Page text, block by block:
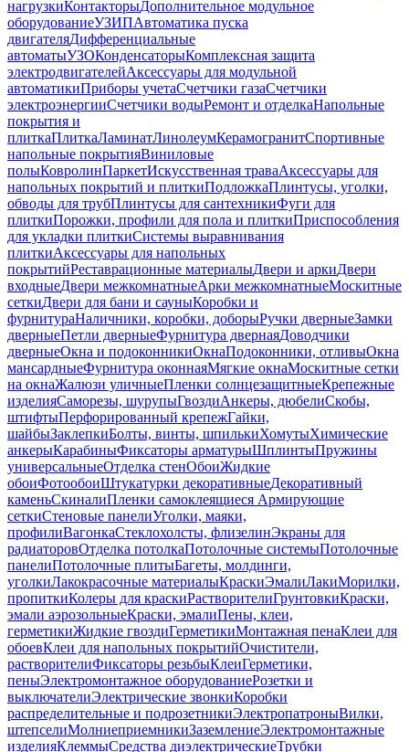
нагрузкиКонтакторыДополнительное модульное
оборудованиеУЗИПАвтоматика пуска
двигателяДифференциальные
автоматыУЗОКонденсаторыКомплексная защита
электродвигателейАксессуары для модульной
автоматикиПриборы учетаСчетчики газаСчетчики
электроэнергииСчетчики водыРемонт и отделкаНапольные
покрытия и
плиткаПлиткаЛаминатЛинолеумКерамогранитСпортивные
напольные покрытияВиниловые
полыКовролинПаркетИскусственная траваАксессуары для
напольных покрытий и плиткиПодложкаПлинтусы, уголки,
обводы для трубПлинтусы для сантехникиФуги для
плиткиПорожки, профили для пола и плиткиПриспособления
для укладки плиткиСистемы выравнивания
плиткиАксессуары для напольных
покрытийРеставрационные материалыДвери и аркиДвери
входныеДвери межкомнатныеАрки межкомнатныеМоскитные
сеткиДвери для бани и сауныКоробки и
фурнитураНаличники, коробки, доборыРучки дверныеЗамки
дверныеПетли дверныеФурнитура двернаяДоводчики
дверныеОкна и подоконникиОкнаПодоконники, отливыОкна
мансардныеФурнитура оконнаяМягкие окнаМоскитные сетки
на окнаЖалюзи уличныеПленки солнцезащитныеКрепежные
изделияСаморезы, шурупыГвоздиАнкеры, дюбелиСкобы,
штифтыПерфорированный крепежГайки,
шайбыЗаклепкиБолты, винты, шпилькиХомутыХимические
анкерыКарабиныФиксаторы арматурыШплинтыПружины
универсальныеОтделка стенОбоиЖидкие
обоиФотообоиШтукатурки декоративныеДекоративный
каменьСкиналиПленки самоклеящиеся Армирующие
сеткиСтеновые панелиУголки, маяки,
профилиВагонкаСтеклохолсты, флизелинЭкраны для
радиаторовОтделка потолкаПотолочные системыПотолочные
панелиПотолочные плитыБагеты, молдинги,
уголкиЛакокрасочные материалыКраскиЭмалиЛакиМорилки,
пропиткиКолеры для краскиРастворителиГрунтовкиКраски,
эмали аэрозольныеКраски, эмалиПены, клеи,
герметикиЖидкие гвоздиГерметикиМонтажная пенаКлеи для
обоевКлеи для напольных покрытийОчистители,
растворителиФиксаторы резьбыКлеиГерметики,
пеныЭлектромонтажное оборудованиеРозетки и
выключателиЭлектрические звонкиКоробки
распределительные и подрозетникиЭлектропатроныВилки,
штепселиМолниеприемникиЗаземлениеЭлектромонтажные
изделияКлеммыСредства диэлектрическиеТрубки